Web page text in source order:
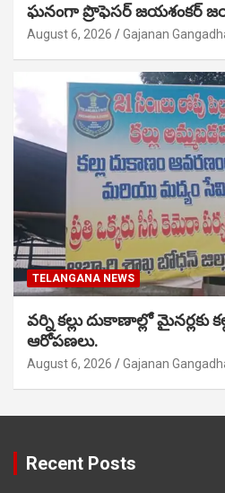
ఘనంగా ప్రొఫెసర్ జయశంకర్
August 6, 2026 Gajanan
TELANGANA NEWS
వర్ని కల్లు దుకాణాల్లో మైనర్లకు
ఆరోపణలు.
August 6, 2026 Gajanan
Recent Posts